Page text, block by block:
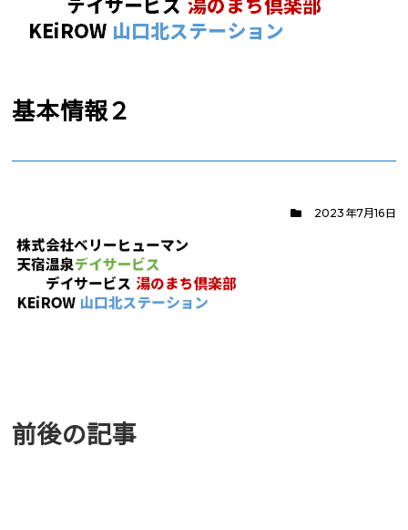
基本情報２
2023年7月16日
前後の記事